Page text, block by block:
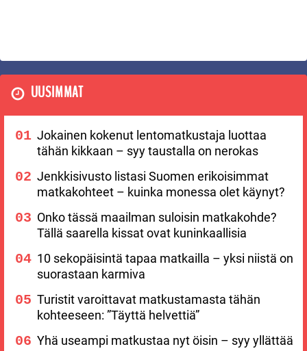
UUSIMMAT
Jokainen kokenut lentomatkustaja luottaa
tähän kikkaan – syy taustalla on nerokas
Jenkkisivusto listasi Suomen erikoisimmat
matkakohteet – kuinka monessa olet käynyt?
Onko tässä maailman suloisin matkakohde?
Tällä saarella kissat ovat kuninkaallisia
10 sekopäisintä tapaa matkailla – yksi niistä on
suorastaan karmiva
Turistit varoittavat matkustamasta tähän
kohteeseen: ”Täyttä helvettiä”
Yhä useampi matkustaa nyt öisin – syy yllättää